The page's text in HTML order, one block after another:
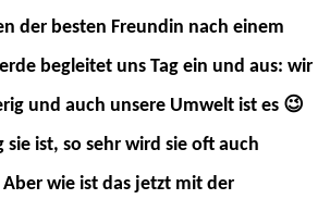
der besten Freundin nach einem
begleitet uns Tag ein und aus: wir
und auch unsere Umwelt ist es 😉
sie ist, so sehr wird sie oft auch
wie ist das jetzt mit der